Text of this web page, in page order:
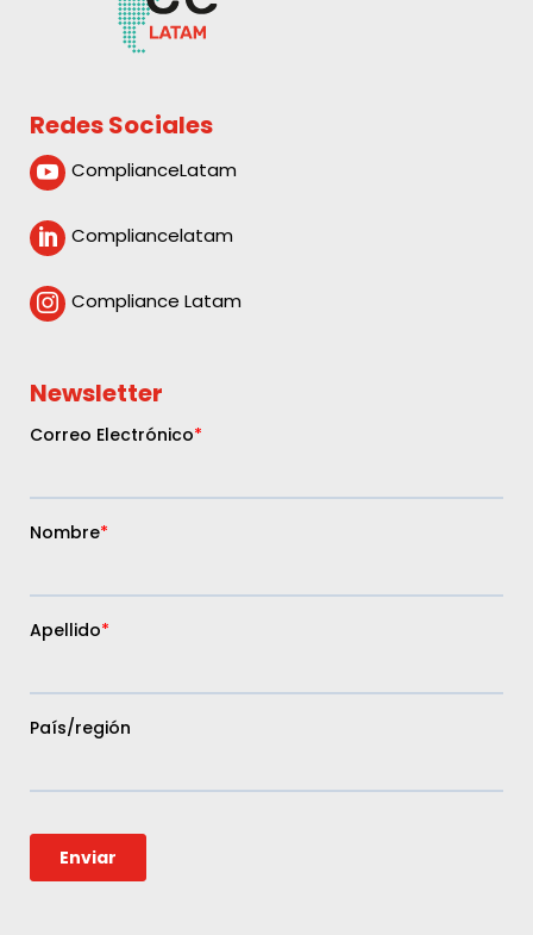
Redes Sociales
 ComplianceLatam
 Compliancelatam
 Compliance Latam
Newsletter